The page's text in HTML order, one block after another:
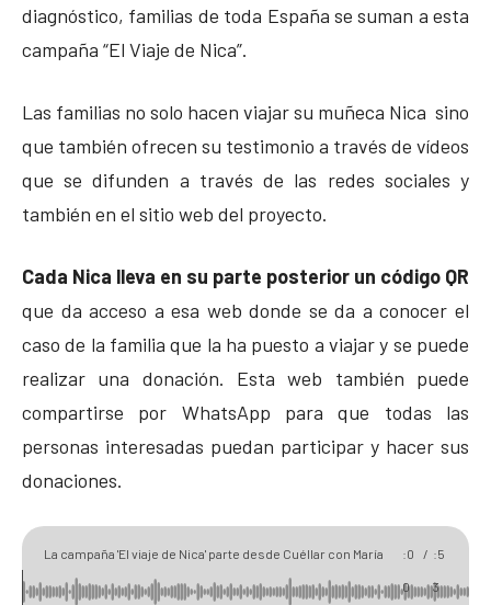
diagnóstico, familias de toda España se suman a esta
campaña “El Viaje de Nica”.
Las familias no solo hacen viajar su muñeca Nica sino
que también ofrecen su testimonio a través de vídeos
que se difunden a través de las redes sociales y
también en el sitio web del proyecto.
Cada Nica lleva en su parte posterior un código QR
que da acceso a esa web donde se da a conocer el
caso de la familia que la ha puesto a viajar y se puede
realizar una donación. Esta web también puede
compartirse por WhatsApp para que todas las
personas interesadas puedan participar y hacer sus
donaciones.
La campaña 'El viaje de Nica' parte desde Cuéllar con María
Yuste para sensibilizar sobre las enfermedades raras
:0
0
/ :5
3